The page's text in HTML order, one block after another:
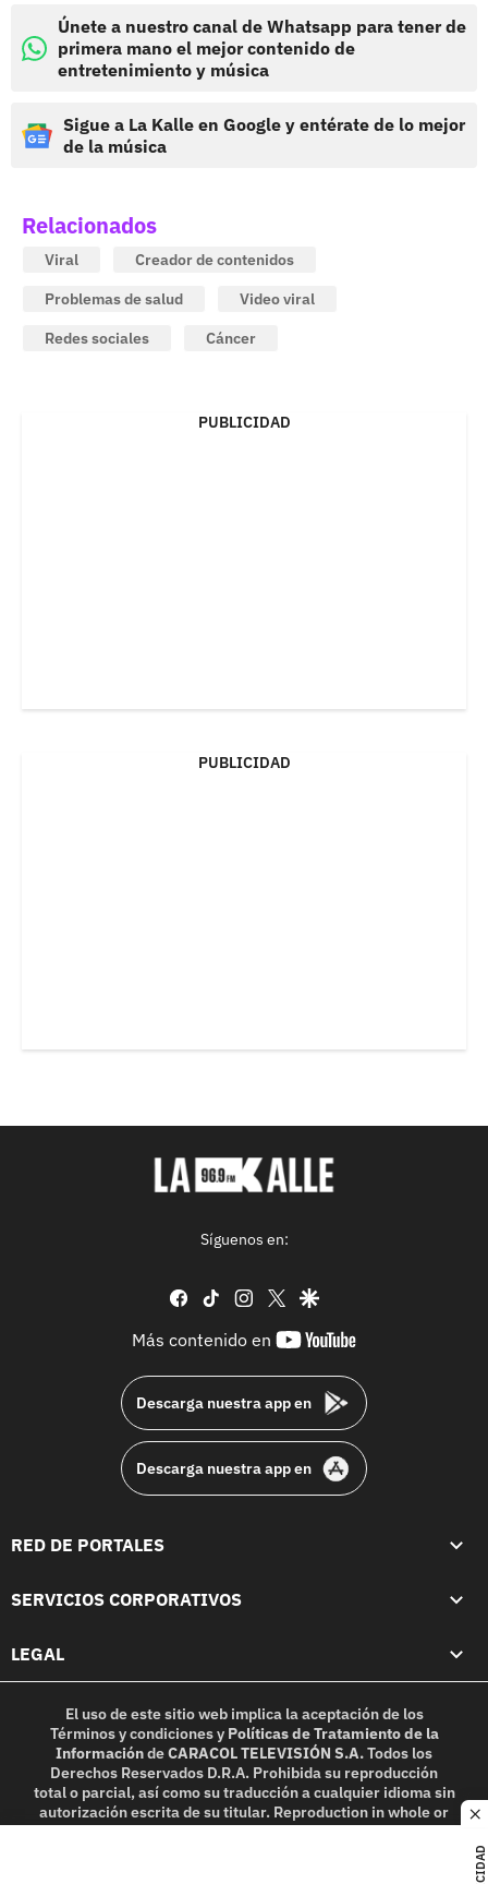
Únete a nuestro canal de Whatsapp para tener de
primera mano el mejor contenido de
entretenimiento y música
Sigue a La Kalle en Google y entérate de lo mejor
de la música
Relacionados
Viral
Creador de contenidos
Problemas de salud
Video viral
Redes sociales
Cáncer
PUBLICIDAD
PUBLICIDAD
Síguenos en:
facebook
tiktok instagram
twittergoogle
Más contenido en
youtube-
Descarga nuestra app en
Descarga nuestra app en
RED DE PORTALES
SERVICIOS CORPORATIVOS
LEGAL
El uso de este sitio web implica la aceptación de los
Términos y condicionesy Políticas de Tratamiento de la
InformacióndeCARACOL TELEVISIÓN S.A.Todos los
Derechos Reservados D.R.A. Prohibida su reproducción
total o parcial, así como su traducción a cualquier idioma sin
autorización escrita de su titular. Reproduction in whole or
in part, or translation without written permission is